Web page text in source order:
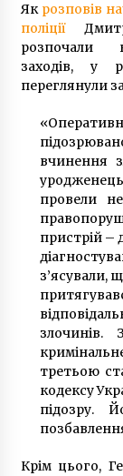
Як розповів
поліції
розпочали
заходів, у
переглянули
вчинення
провели
пристрій –
з’ясували,
злочинів.
третьою
кодексу
підозру.
Крім цього,